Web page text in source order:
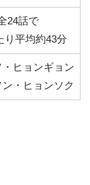
24話で
り平均約43分
ヒョンギョン
・ヒョンソク